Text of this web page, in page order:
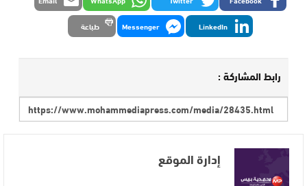
LinkedIn
Messenger طباعة
رابط المشاركة :
إدارة الموقع